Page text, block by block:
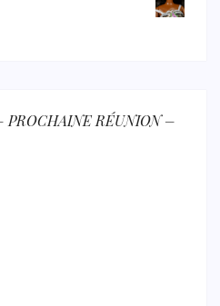
PROCHAINE RÉUNION –